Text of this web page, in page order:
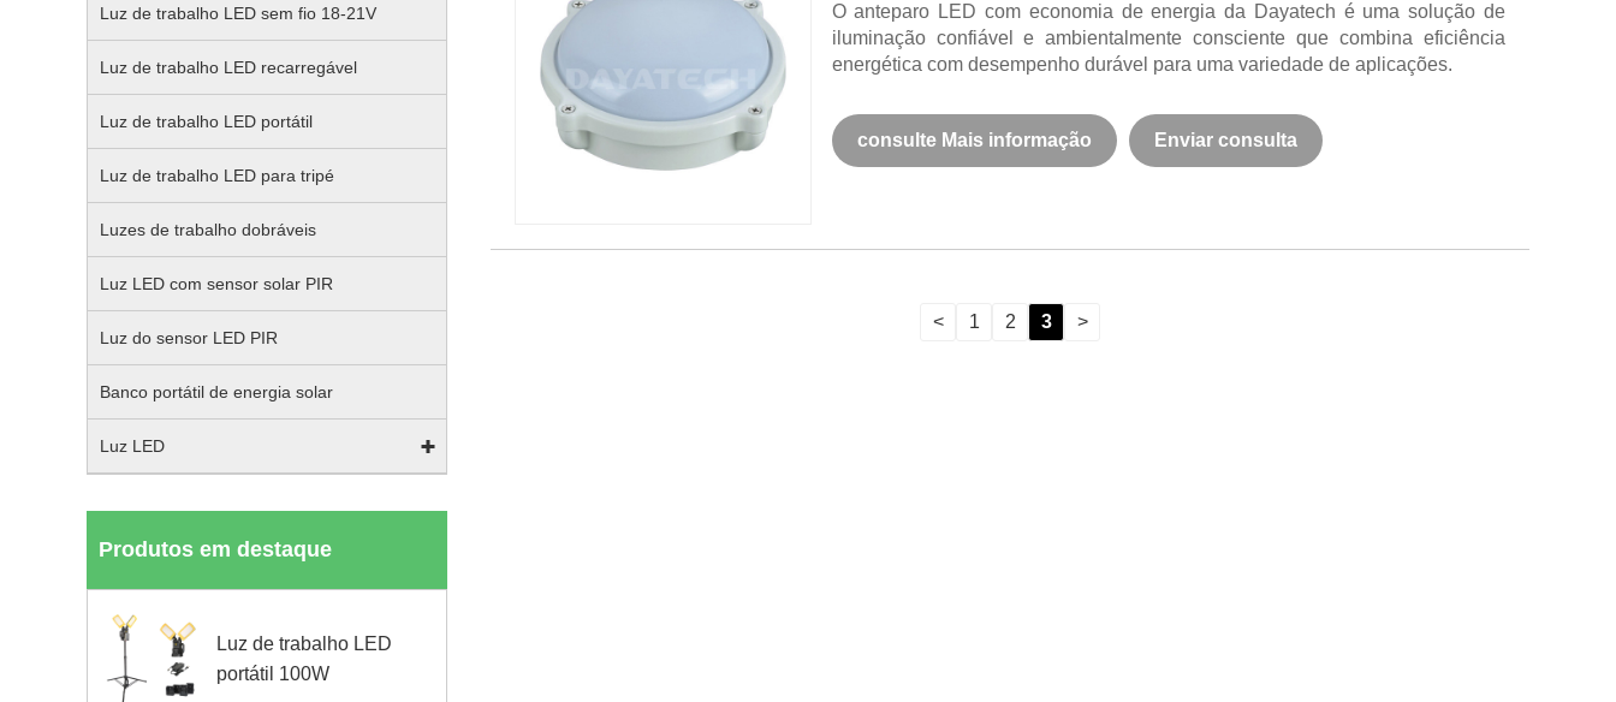
Luz de trabalho LED sem fio 18-21V
Luz de trabalho LED recarregável
Luz de trabalho LED portátil
Luz de trabalho LED para tripé
Luzes de trabalho dobráveis
Luz LED com sensor solar PIR
Luz do sensor LED PIR
Banco portátil de energia solar
Luz LED
Produtos em destaque
Luz de trabalho LED
portátil 100W
O anteparo LED com economia de energia da Dayatech é uma solução de
iluminação confiável e ambientalmente consciente que combina eficiência
energética com desempenho durável para uma variedade de aplicações.
consulte Mais informação Enviar consulta
< 1 2 3 >